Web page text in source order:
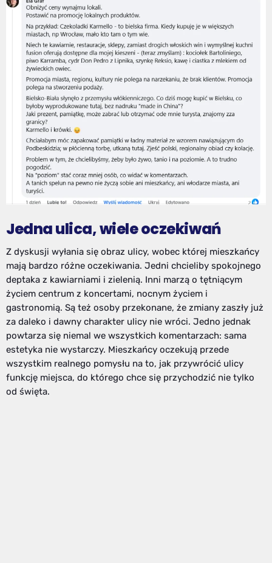
Jedna ulica, wiele oczekiwań
Z dyskusji wyłania się obraz ulicy, wobec której mieszkańcy
mają bardzo różne oczekiwania. Jedni chcieliby spokojnego
deptaka z kawiarniami i zielenią. Inni marzą o tętniącym
życiem centrum z koncertami, nocnym życiem i
gastronomią. Są też osoby przekonane, że zmiany zaszły już
za daleko i dawny charakter ulicy nie wróci. Jedno jednak
powtarza się niemal we wszystkich komentarzach: sama
estetyka nie wystarczy. Mieszkańcy oczekują przede
wszystkim realnego pomysłu na to, jak przywrócić ulicy
funkcję miejsca, do którego chce się przychodzić nie tylko
od święta.